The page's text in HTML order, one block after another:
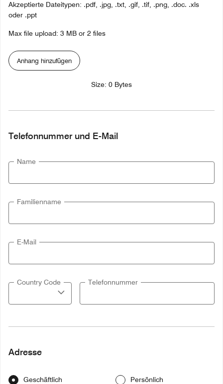
Akzeptierte Dateitypen: .pdf, .jpg, .txt, .gif, .tif, .png, .doc. .xls
oder .ppt
Max file upload: 3 MB or 2 files
Anhang hinzufügen
Size: 0 Bytes
Telefonnummer und E-Mail
Name
Familienname
E-Mail
Country Code Telefonnummer
Adresse
Geschäftlich Persönlich